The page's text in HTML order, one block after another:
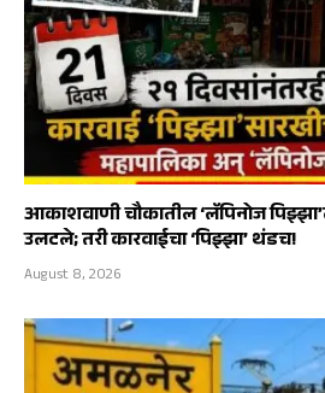
आकाशवाणी चौकातील ‘लॅपिनोज
उलटले; तरी कारवाईचा ‘पिझ्झा’ थंडच!
August 8, 2026